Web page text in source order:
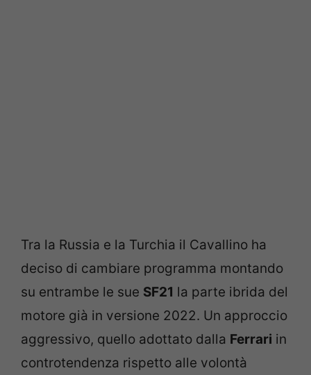
Tra la Russia e la Turchia il Cavallino ha
deciso di cambiare programma montando
su entrambe le sue SF21 la parte ibrida del
motore già in versione 2022. Un approccio
aggressivo, quello adottato dalla Ferrari in
controtendenza rispetto alle volontà